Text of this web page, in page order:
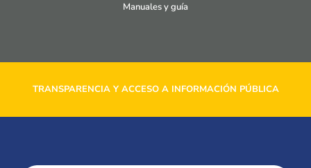
Manuales y guía
TRANSPARENCIA Y ACCESO A INFORMACIÓN PÚBLICA